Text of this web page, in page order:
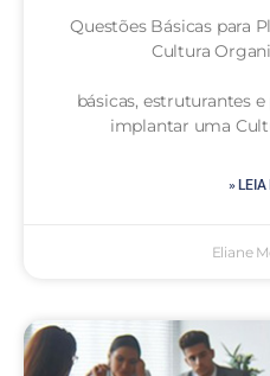
Questões Básicas para
Cultura
Essas
básicas, estruturantes
implantar uma
»
Eliane